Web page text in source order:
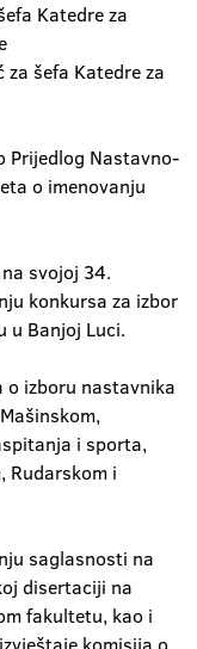
Katedre za
šefa Katedre za
Prijedlog Nastavno-
o imenovanju
svojoj 34.
konkursa za izbor
u Banjoj Luci.
o izboru nastavnika
i sporta,
Rudarskom i
saglasnosti na
disertaciji na
fakultetu, kao i